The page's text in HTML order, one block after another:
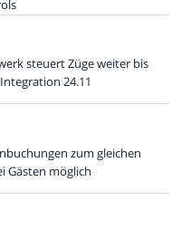
steuert Züge weiter bis
24.11
zum gleichen
Gästen möglich